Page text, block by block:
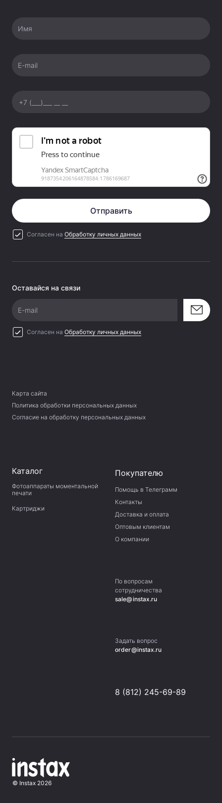
Имя
E-mail
Отправить
Согласен на Обработку личных данных
Оставайся на связи
E-mail
Согласен на Обработку личных данных
Карта сайта
Политика обработки персональных данных
Согласие на обработку персональных данных
Каталог
Фотоаппараты моментальной
печати
Картриджи
Покупателю
Помощь в Телеграмм
Контакты
Доставка и оплата
Оптовым клиентам
О компании
По вопросам
сотрудничества
sale@instax.ru
Задать вопрос
order@instax.ru
8 (812) 245-69-89
© Instax 2026